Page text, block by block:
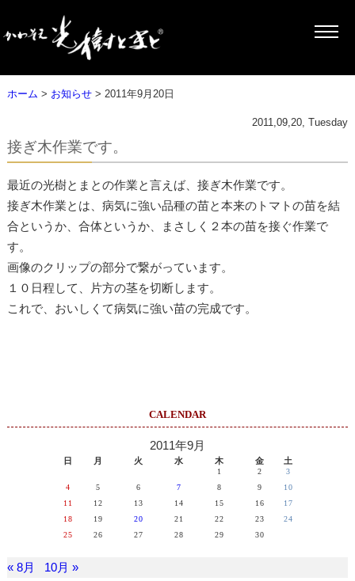
ホーム > お知らせ> 2011年9月20日
2011,09,20, Tuesday
接ぎ木作業です。
最近の光樹とまとの作業と言えば、接ぎ木作業です。
接ぎ木作業とは、病気に強い品種の苗と本来のトマトの苗を結
合というか、合体というか、まさしく２本の苗を接ぐ作業で
す。
画像のクリップの部分で繋がっています。
１０日程して、片方の茎を切断します。
これで、おいしくて病気に強い苗の完成です。
CALENDAR
2011年9月
日 月 火 水 木 金 土
1 2
3
4
5 6 7 8 9
10
11
12 13 14 15 16
17
18
19 20 21 22 23
24
25
26 27 28 29 30
« 8月 10月 »